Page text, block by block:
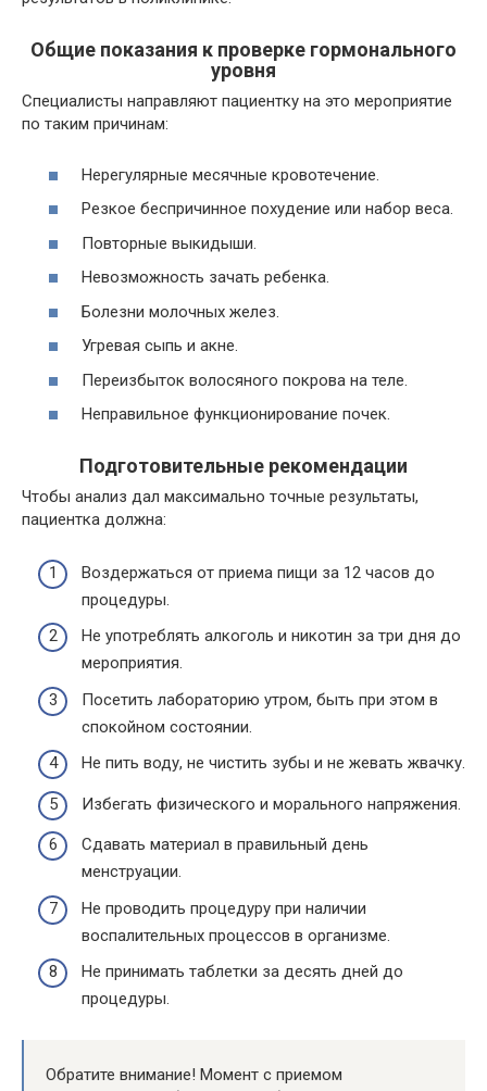
Общие показания к проверке гормонального
уровня
Специалисты направляют пациентку на это мероприятие
по таким причинам:
Нерегулярные месячные кровотечение.
Резкое беспричинное похудение или набор веса.
Повторные выкидыши.
Невозможность зачать ребенка.
Болезни молочных желез.
Угревая сыпь и акне.
Переизбыток волосяного покрова на теле.
Неправильное функционирование почек.
Подготовительные рекомендации
Чтобы анализ дал максимально точные результаты,
пациентка должна:
Воздержаться от приема пищи за 12 часов до
процедуры.
Не употреблять алкоголь и никотин за три дня до
мероприятия.
Посетить лабораторию утром, быть при этом в
спокойном состоянии.
Не пить воду, не чистить зубы и не жевать жвачку.
Избегать физического и морального напряжения.
Сдавать материал в правильный день
менструации.
Не проводить процедуру при наличии
воспалительных процессов в организме.
Не принимать таблетки за десять дней до
процедуры.
Обратите внимание! Момент с приемом